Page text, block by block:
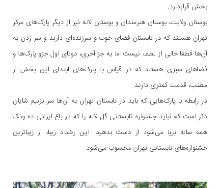
بخش قراردارد.
بوستان ولایت، بوستان هنرمندان و بوستان لاله نیز از دیگر پارک‌های مرکز
تهران هستند که در تابستان فضای خوب و سرزنده‌ای دارند و سر زدن به
آن‌ها قطعا خالی از لطف نیست اما به جز آخری، دوتای اول جزو پارک‌ها و
فضاهای سبزی هستند که در قیاس با پارک‌های ابتدای این بخش از
مطلب، قدمت کمتری دارند.
در رابطه با پارک‌هایی که باید در تابستان تهران به آن‌ها سر بزنیم شایان
ذکر است که نباید جشنواره تابستانی گل لاله را که در باغ ایرانی ده ونک
همه ساله برپا می‌شود از دست بدهیم. این رخداد زیبا، از زیباترین
جشنواره‌های تابستانی تهران محسوب می‌شود.